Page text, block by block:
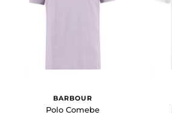
BARBOUR
Polo Comebe